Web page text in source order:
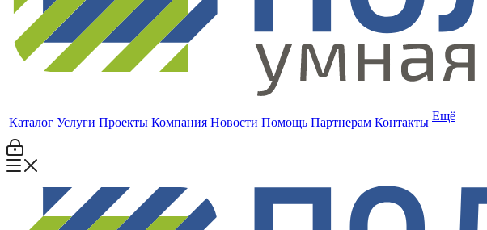
Каталог Услуги Проекты Компания Новости Помощь Партнерам Контакты Ещё